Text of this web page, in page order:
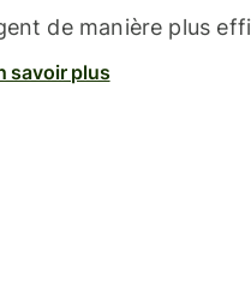
de manière plus
savoir plus